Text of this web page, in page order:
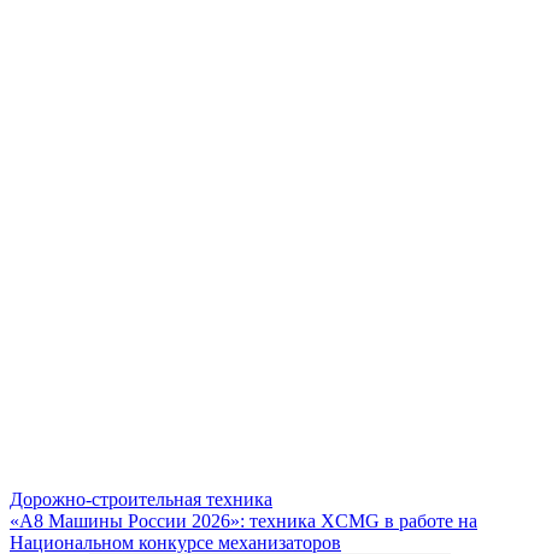
Дорожно-строительная техника
«А8 Машины России 2026»: техника XCMG в работе на
Национальном конкурсе механизаторов